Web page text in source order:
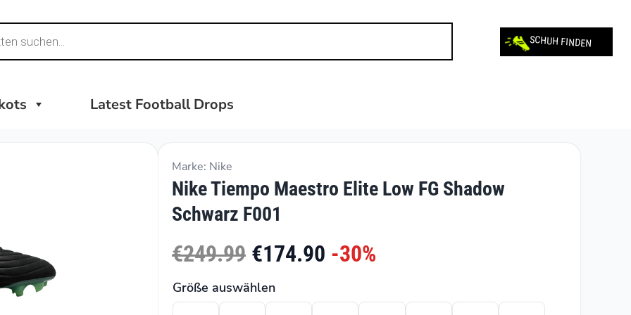
SCHUH FINDEN
Latest Football Drops
Marke: Nike
Nike Tiempo Maestro Elite Low FG Shadow
Schwarz F001
€249.99 €174.90 -30%
Größe auswählen